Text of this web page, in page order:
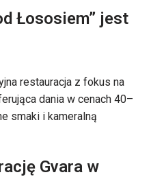
Łososiem” jest
restauracja z fokus na
dania w cenach 40–
smaki i kameralną
Gvara w